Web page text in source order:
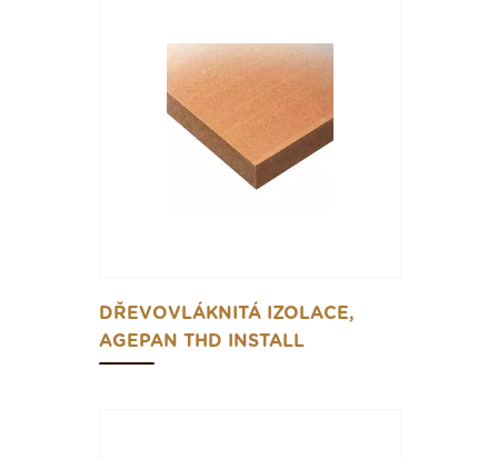
DŘEVOVLÁKNITÁ IZOLACE,
AGEPAN THD INSTALL